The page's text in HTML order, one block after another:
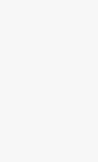
Mineralölprodukte
Kraftstoffe +2,2
Preise für
zum Vormonat
Zudem gab es im
gestiegenen
Preisrückgänge